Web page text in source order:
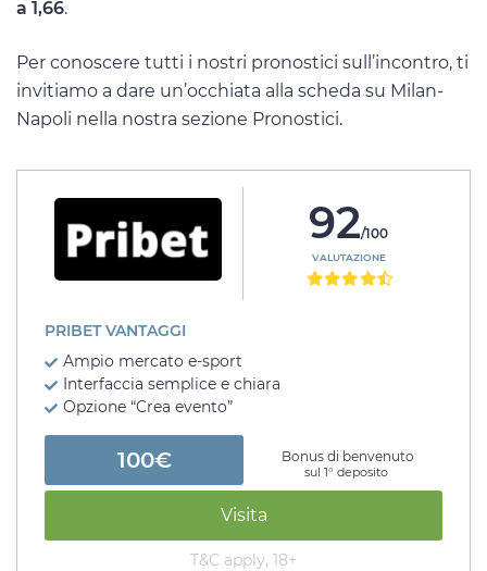
a 1,66.
Per conoscere tutti i nostri pronostici sull’incontro, ti
invitiamo a dare un’occhiata alla scheda su Milan-
Napoli nella nostra sezione Pronostici.
92/100
VALUTAZIONE
PRIBET VANTAGGI
Ampio mercato e-sport
Interfaccia semplice e chiara
Opzione “Crea evento”
100€ Bonus di benvenuto
sul 1° deposito
Visita
T&C apply, 18+